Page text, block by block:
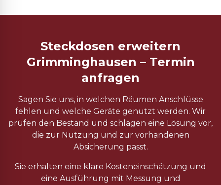
Steckdosen erweitern
Grimminghausen – Termin
anfragen
Sagen Sie uns, in welchen Räumen Anschlüsse
fehlen und welche Geräte genutzt werden. Wir
prüfen den Bestand und schlagen eine Lösung vor,
die zur Nutzung und zur vorhandenen
Absicherung passt.
Sie erhalten eine klare Kosteneinschätzung und
eine Ausführung mit Messung und